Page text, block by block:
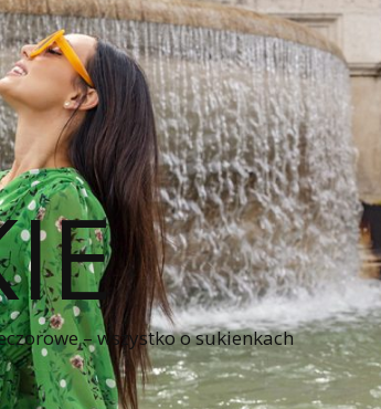
– wszystko o sukienkach